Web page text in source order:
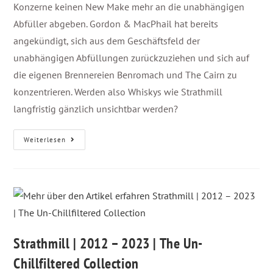
Konzerne keinen New Make mehr an die unabhängigen
Abfüller abgeben. Gordon & MacPhail hat bereits
angekündigt, sich aus dem Geschäftsfeld der
unabhängigen Abfüllungen zurückzuziehen und sich auf
die eigenen Brennereien Benromach und The Cairn zu
konzentrieren. Werden also Whiskys wie Strathmill
langfristig gänzlich unsichtbar werden?
Weiterlesen
Strathmill | 2012 – 2023 | The Un-
Chillfiltered Collection